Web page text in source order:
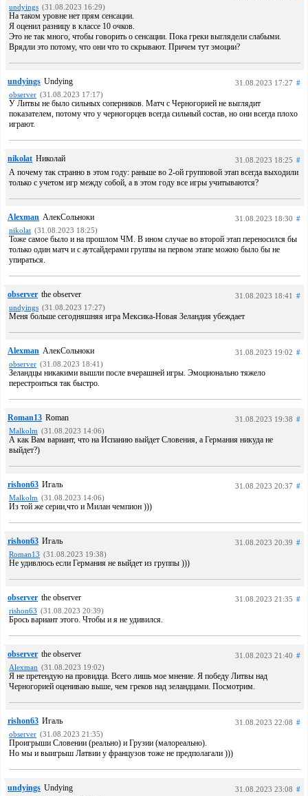
undyings (31.08.2023 16:29)
На таком уровне нет прям сенсации.
Я оценил разницу в классе 10 очков.
Это не так много, чтобы говорить о сенсации. Пока греки выглядели слабыми.
Врядли это потому, что они что то скрывают. Причем тут эмоции?
undyings Undying 31.08.2023 17:27 #
observer (31.08.2023 17:17)
У Литвы не было сильных соперников. Матч с Черногорией не выглядит
показателем, потому что у черногорцев всегда сильный состав, но они всегда плохо
играют.
nikolat Николай 31.08.2023 18:25 #
А почему так странно в этом году: раньше во 2-ой групповой этап всегда выходили
только с учетом игр между собой, а в этом году все игры учитываются?
Alexman АлекСольноки 31.08.2023 18:30 #
nikolat (31.08.2023 18:25)
Тоже самое было и на прошлом ЧМ. В ином случае во второй этап переносился бы
только один матч и с аутсайдерами группы на первом этапе можно было бы не
упираться.
observer the observer 31.08.2023 18:41 #
undyings (31.08.2023 17:27)
Меня больше сегодняшняя игра Мексика-Новая Зеландия убеждает
Alexman АлекСольноки 31.08.2023 19:02 #
observer (31.08.2023 18:41)
Зеландцы никакими вышли после вчерашней игры. Эмоционально тяжело
перестроиться так быстро.
Roman13 Roman 31.08.2023 19:38 #
Malkolm (31.08.2023 14:06)
А как Вам вариант, что на Испанию выйдет Словения, а Германия никуда не
выйдет?)
rishon63 Игаль 31.08.2023 20:37 #
Malkolm (31.08.2023 14:06)
Из той же серии,что и Милан чемпион )))
rishon63 Игаль 31.08.2023 20:39 #
Roman13 (31.08.2023 19:38)
Не удивлюсь если Германия не выйдет из группы )))
observer the observer 31.08.2023 21:35 #
rishon63 (31.08.2023 20:39)
Брось вариант этого. Чтобы и я не удивился.
observer the observer 31.08.2023 21:40 #
Alexman (31.08.2023 19:02)
Я не претендую на провидца. Всего лишь мое мнение. Я победу Литвы над
Черногорией оцениваю выше, чем греков над зеландцами. Посмотрим.
rishon63 Игаль 31.08.2023 22:08 #
observer (31.08.2023 21:35)
Проигрыши Словении (реально) и Грузии (малореально).
Но мы и выигрыш Латвии у французов тоже не предполагали )))
undyings Undying 31.08.2023 23:08 #